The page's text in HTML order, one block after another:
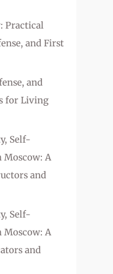
Practical
and First
and
for Living
Self-
Moscow: A
and
Self-
Moscow: A
and